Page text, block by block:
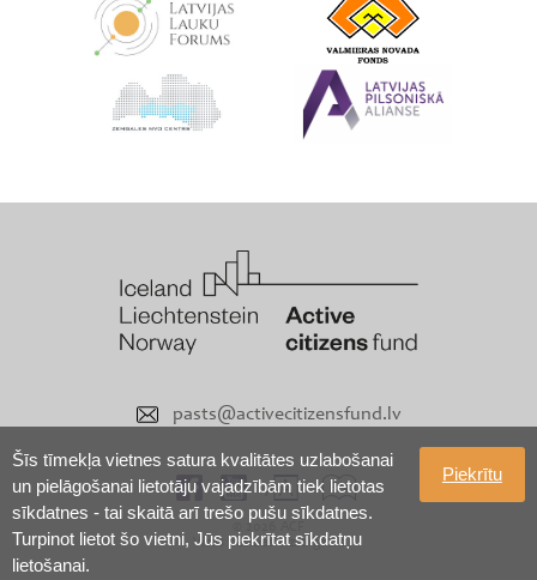
Šīs tīmekļa vietnes satura kvalitātes uzlabošanai
un pielāgošanai lietotāju vajadzībām tiek lietotas
sīkdatnes - tai skaitā arī trešo pušu sīkdatnes.
Turpinot lietot šo vietni, Jūs piekrītat sīkdatņu
lietošanai.
Piekrītu
pasts@activecitizensfund.lv
Visas tiesības aizsargātas